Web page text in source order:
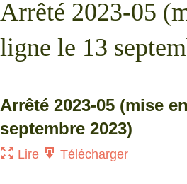
Arrêté 2023-05
ligne le 13
Arrêté 2023-05 (mise
septembre 2023)
Lire Télécharger